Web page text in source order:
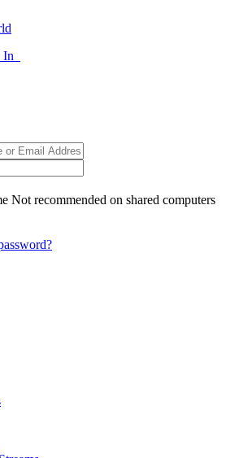
In
Not recommended on shared computers